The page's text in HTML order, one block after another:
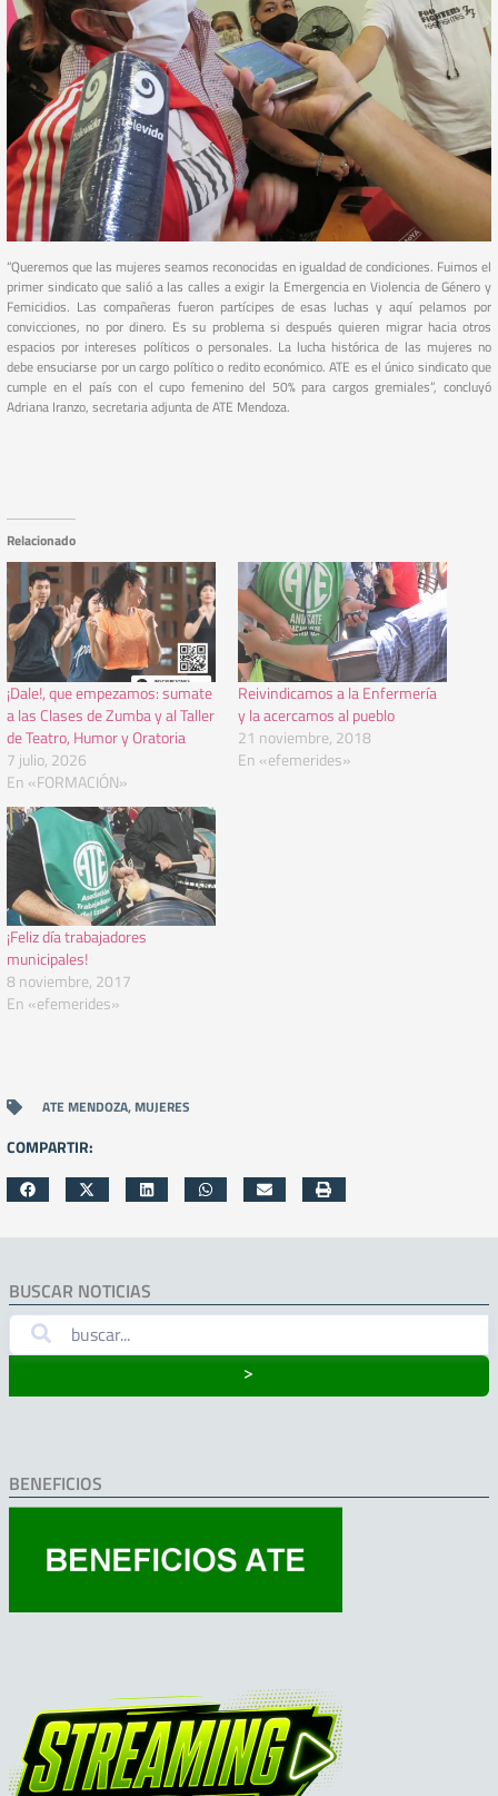
“Queremos que las mujeres seamos reconocidas en igualdad de condiciones. Fuimos el
primer sindicato que salió a las calles a exigir la Emergencia en Violencia de Género y
Femicidios. Las compañeras fueron partícipes de esas luchas y aquí pelamos por
convicciones, no por dinero. Es su problema si después quieren migrar hacia otros
espacios por intereses políticos o personales. La lucha histórica de las mujeres no
debe ensuciarse por un cargo político o redito económico. ATE es el único sindicato que
cumple en el país con el cupo femenino del 50% para cargos gremiales”, concluyó
Adriana Iranzo, secretaria adjunta de ATE Mendoza.
Relacionado
¡Dale!, que empezamos: sumate
a las Clases de Zumba y al Taller
de Teatro, Humor y Oratoria
7 julio, 2026
En «FORMACIÓN»
Reivindicamos a la Enfermería
y la acercamos al pueblo
21 noviembre, 2018
En «efemerides»
¡Feliz día trabajadores
municipales!
8 noviembre, 2017
En «efemerides»
ATE MENDOZA, MUJERES
COMPARTIR:
BUSCAR NOTICIAS
˃
BENEFICIOS